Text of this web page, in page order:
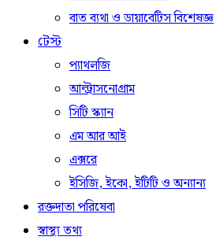
বাত ব্যথা ও ডায়াবেটিস বিশেষজ্ঞ
টেস্ট
প্যাথলজি
আল্ট্রাসনোগ্রাম
সিটি স্ক্যান
এম আর আই
এক্সরে
ইসিজি, ইকো, ইটিটি ও অন্যান্য
রক্তদাতা পরিষেবা
স্বাস্থ্য তথ্য